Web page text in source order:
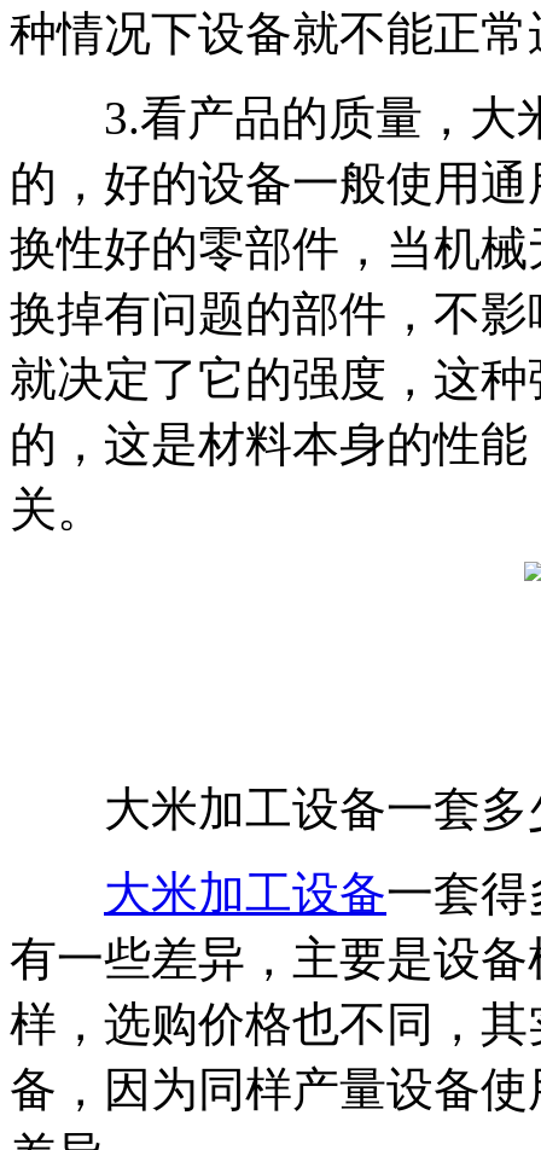
种情况下设备就不能正
3.看产品的质量，大
的，好的设备一般使用
换性好的零部件，当机
换掉有问题的部件，不
就决定了它的强度，这
的，这是材料本身的性
关。
大米加工设备一套多
大米加工设备一套
有一些差异，主要是设
样，选购价格也不同，
备，因为同样产量设备